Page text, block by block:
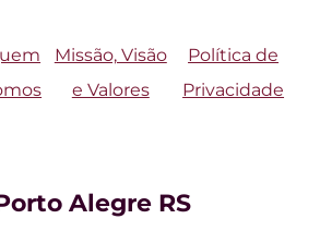
Missão, Visão
e Valores
Política de
Privacidade
Alegre RS